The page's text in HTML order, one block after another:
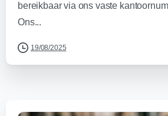
bereikbaar via ons vaste
Ons...
19/08/2025